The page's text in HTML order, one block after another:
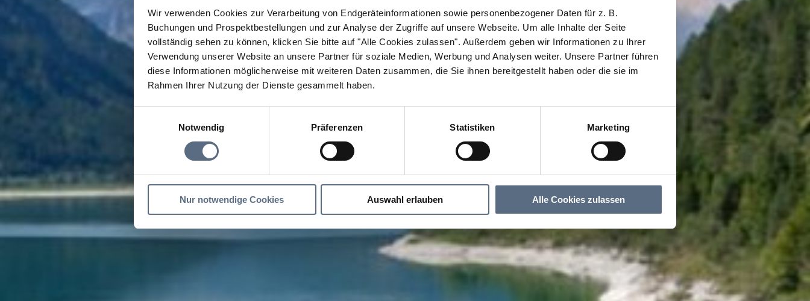
Wir verwenden Cookies zur Verarbeitung von Endgeräteinformationen sowie personenbezogener Daten für z. B.
Buchungen und Prospektbestellungen und zur Analyse der Zugriffe auf unsere Webseite. Um alle Inhalte der Seite
vollständig sehen zu können, klicken Sie bitte auf "Alle Cookies zulassen". Außerdem geben wir Informationen zu Ihrer
Verwendung unserer Website an unsere Partner für soziale Medien, Werbung und Analysen weiter. Unsere Partner führen
diese Informationen möglicherweise mit weiteren Daten zusammen, die Sie ihnen bereitgestellt haben oder die sie im
Rahmen Ihrer Nutzung der Dienste gesammelt haben.
Notwendig
Präferenzen Statistiken Marketing
Nur notwendige Cookies Auswahl erlauben Alle Cookies zulassen